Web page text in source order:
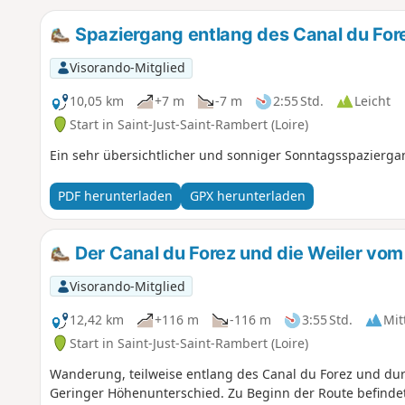
Spaziergang entlang des Canal du
Visorando-Mitglied
10,05 km
+7 m -7 m 2:55 Std.
Leicht
Start in Saint-Just-Saint-Rambert (Loire)
Ein sehr übersichtlicher und sonniger
PDF herunterladen GPX herunterladen
Der Canal du Forez und die Weiler
Visorando-Mitglied
12,42 km
+116 m -116 m 3:55 Std.
Start in Saint-Just-Saint-Rambert (Loire)
Wanderung, teilweise entlang des Canal du Forez und
Geringer Höhenunterschied. Zu Beginn der Route